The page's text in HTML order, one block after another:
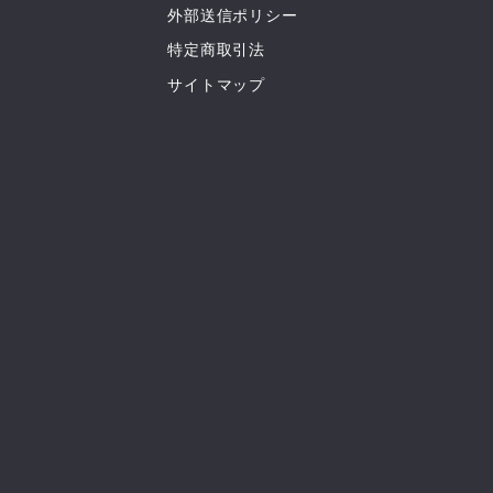
外部送信ポリシー
特定商取引法
サイトマップ